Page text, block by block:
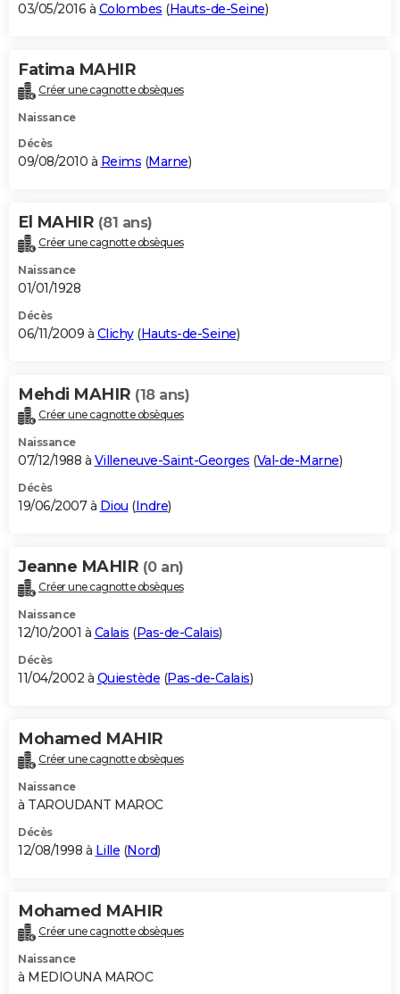
03/05/2016 à Colombes (Hauts-de-Seine)
Fatima MAHIR
Créer une cagnotte obsèques
Naissance
Décès
09/08/2010 à Reims (Marne)
El MAHIR (81 ans)
Créer une cagnotte obsèques
Naissance
01/01/1928
Décès
06/11/2009 à Clichy(Hauts-de-Seine)
Mehdi MAHIR (18 ans)
Créer une cagnotte obsèques
Naissance
07/12/1988 à Villeneuve-Saint-Georges (Val-de-Marne)
Décès
19/06/2007 à Diou (Indre)
Jeanne MAHIR (0 an)
Créer une cagnotte obsèques
Naissance
12/10/2001 à Calais (Pas-de-Calais)
Décès
11/04/2002 à Quiestède (Pas-de-Calais)
Mohamed MAHIR
Créer une cagnotte obsèques
Naissance
à TAROUDANT MAROC
Décès
12/08/1998 à Lille (Nord)
Mohamed MAHIR
Créer une cagnotte obsèques
Naissance
à MEDIOUNA MAROC